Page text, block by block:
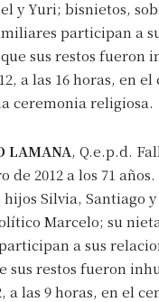
y Yuri; bisnietos,
participan a
sus restos fueron
a las 16 horas, en
ceremonia religiosa.
LAMANA, Q.e.p.d.
de 2012 a los 71 años.
hijos Silvia, Santiago
Marcelo; su
a sus
sus restos fueron
a las 9 horas, en el